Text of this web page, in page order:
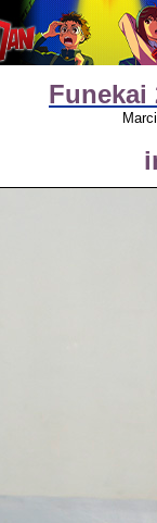
Funekai